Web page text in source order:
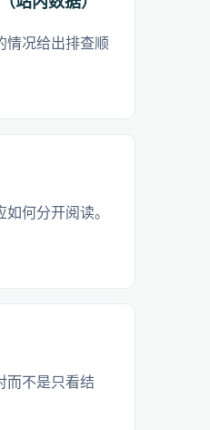
情况给出排查顺
何分开阅读。
而不是只看结